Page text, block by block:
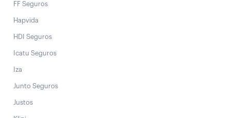
FF Seguros
Hapvida
HDI Seguros
Icatu Seguros
Iza
Junto Seguros
Justos